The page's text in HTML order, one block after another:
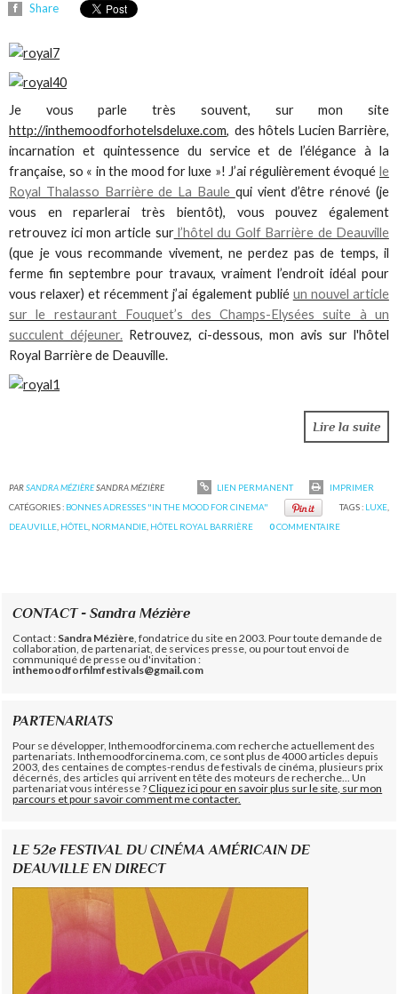
Share
Je vous parle très souvent, sur mon site
http://inthemoodforhotelsdeluxe.com, des hôtels Lucien Barrière,
incarnation et quintessence du service et de l’élégance à la
française, so « in the mood for luxe »! J’ai régulièrement évoqué le
Royal Thalasso Barrière de La Baule qui vient d’être rénové (je
vous en reparlerai très bientôt), vous pouvez également
retrouvez ici mon article surl’hôtel du Golf Barrière de Deauville
(que je vous recommande vivement, ne perdez pas de temps, il
ferme fin septembre pour travaux, vraiment l’endroit idéal pour
vous relaxer) et récemment j’ai également publié un nouvel article
sur le restaurant Fouquet’s des Champs-Elysées suite à un
succulent déjeuner. Retrouvez, ci-dessous, mon avis sur l'hôtel
Royal Barrière de Deauville.
Lire la suite
PARSANDRA MÉZIÈRESANDRA MÉZIÈRE LIEN PERMANENT
IMPRIMER
CATÉGORIES : BONNES ADRESSES "IN THE MOOD FOR CINEMA" TAGS : LUXE,
DEAUVILLE HÔTEL NORMANDIE HÔTEL ROYAL BARRIÈRE 0COMMENTAIRE
CONTACT - Sandra Mézière
Contact : Sandra Mézière , fondatrice du site en 2003. Pour toute demande de
collaboration, de partenariat, de services presse, ou pour tout envoi de
communiqué de presse ou d'invitation :
inthemoodforfilmfestivals@gmail.com
PARTENARIATS
Pour se développer, Inthemoodforcinema.com recherche actuellement des
partenariats. Inthemoodforcinema.com, ce sont plus de 4000 articles depuis
2003, des centaines de comptes-rendus de festivals de cinéma, plusieurs prix
décernés, des articles qui arrivent en tête des moteurs de recherche... Un
partenariat vous intéresse ?Cliquez ici pour en savoir plus sur le site, sur mon
parcours et pour savoir comment me contacter.
LE 52e FESTIVAL DU CINÉMA AMÉRICAIN DE
DEAUVILLE EN DIRECT